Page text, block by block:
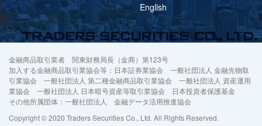
English
金融商品取引業者 関東財務局長（金商）第123号
加入する金融商品取引業協会等：日本証券業協会 一般社団法人 金融先物取
引業協会 一般社団法人 第二種金融商品取引業協会 一般社団法人 資産運用
業協会 一般社団法人 日本暗号資産等取引業協会 日本投資者保護基金
その他所属団体：一般社団法人 金融データ活用推進協会
Copyright © 2020 Traders Securities Co., Ltd. All Rights Reserved.